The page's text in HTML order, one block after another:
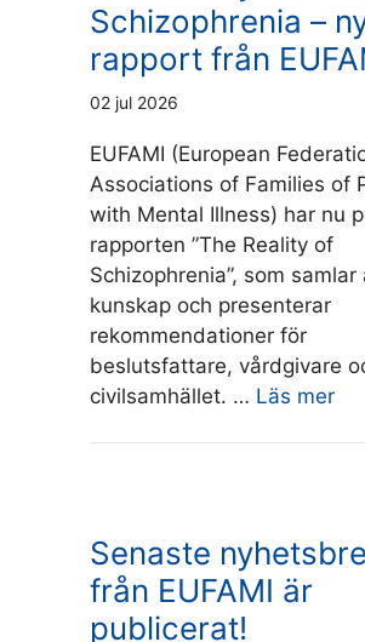
Schizophrenia –
rapport från
02 jul 2026
EUFAMI (European
Associations of Families of
with Mental Illness) har nu
rapporten ”The Reality of
Schizophrenia”, som samlar
kunskap och presenterar
rekommendationer för
beslutsfattare, vårdgivare
civilsamhället. … Läs mer
Senaste
från EUFAMI är
publicerat!